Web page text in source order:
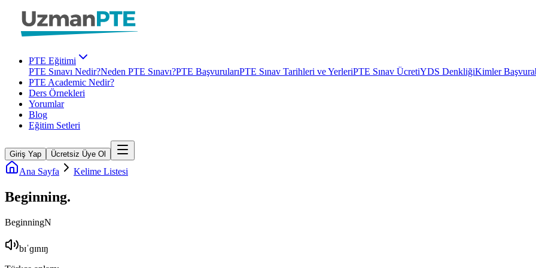
PTE Eğitimi
PTE Sınavı Nedir?Neden PTE Sınavı?PTE BaşvurularıPTE Sınav Tarihleri ve YerleriPTE Sınav ÜcretiYDS DenkliğiKimler
PTE Academic Nedir?
Ders Örnekleri
Yorumlar
Blog
Eğitim Setleri
Giriş Yap Ücretsiz Üye Ol
Ana Sayfa Kelime Listesi
Beginning.
BeginningN
bɪˈɡɪnɪŋ